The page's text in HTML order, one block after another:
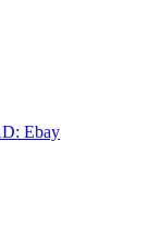
Ebay